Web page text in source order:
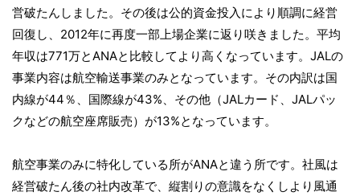
営破たんしました。その後は公的資金投入により順調に経営
回復し、2012年に再度一部上場企業に返り咲きました。平均
年収は771万とANAと比較してより高くなっています。JALの
事業内容は航空輸送事業のみとなっています。その内訳は国
内線が44％、国際線が43%、その他（JALカード、JALパッ
クなどの航空座席販売）が13%となっています。
航空事業のみに特化している所がANAと違う所です。社風は
経営破たん後の社内改革で、縦割りの意識をなくしより風通